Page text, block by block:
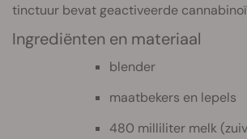
tinctuur bevat geactiveerde
Ingrediënten en materiaal
blender
maatbekers en lepels
480 milliliter melk